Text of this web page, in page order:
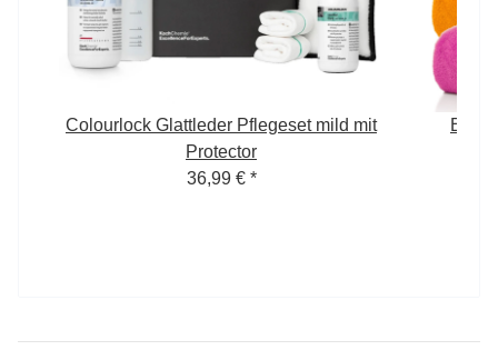
Colourlock Glattleder Pflegeset mild mit
Protector
36,99 € *